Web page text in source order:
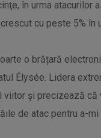
în urma atacurilor
cu peste 5% în
o brățară
Élysée. Lidera
viitor și precizează
de atac pentru a-